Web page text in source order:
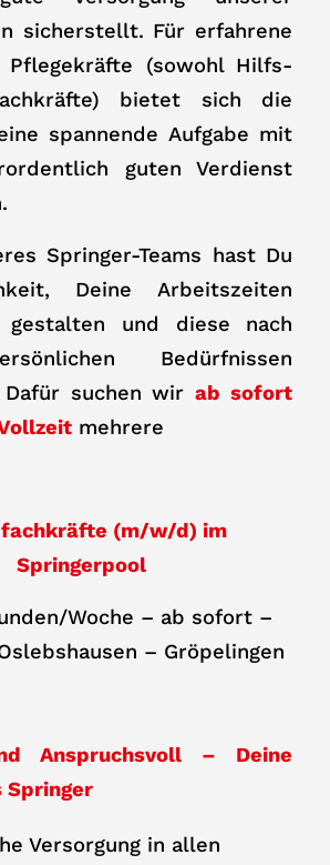
sicherstellt. Für erfahrene
(sowohl Hilfs-
bietet sich die
spannende Aufgabe mit
guten Verdienst
Springer-Teams hast Du
Deine Arbeitszeiten
und diese nach
Bedürfnissen
Dafür suchen wirab sofort
mehrere
(m/w/d) im
Springerpool
Woche – ab sofort –
– Gröpelingen
Anspruchsvoll – Deine
Springer
Versorgung in allen